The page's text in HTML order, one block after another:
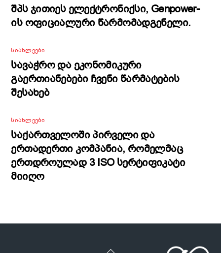
შპს ჯითიეს ელექტრონიქსი, Genpower-
ის ოფიციალური წარმომადგენელი.
ᲡᲘᲐᲮᲚᲔᲔᲑᲘ
სავაჭრო და ეკონომიკური
გაერთიანებები ჩვენი წარმატების
შესახებ
ᲡᲘᲐᲮᲚᲔᲔᲑᲘ
საქართველოში პირველი და
ერთადერთი კომპანია, რომელმაც
ერთდროულად 3 ISO სერტიფიკატი
მიიღო
Back